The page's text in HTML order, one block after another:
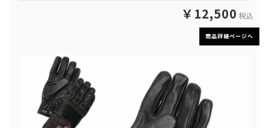
￥12,500 税込
商品詳細ページへ